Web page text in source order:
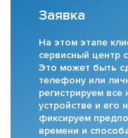
Заявка
На этом этапе
сервисный центр
Это может быть
телефону или
регистрируем
устройстве и его
фиксируем
времени и